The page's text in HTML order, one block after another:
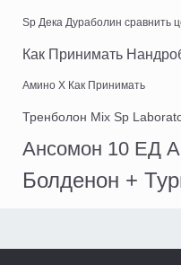
Sp Дека Дураболин сравнить
Как Принимать
Амино Х Как Принимать
Тренболон Mix Sp
Ансомон 10 ЕД
Болденон +